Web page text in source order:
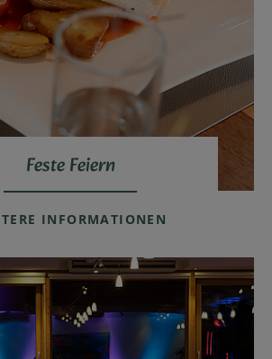
Feste Feiern
INFORMATIONEN